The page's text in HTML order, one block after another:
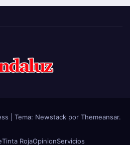
Tema: Newstackpor Themeansar.
Tinta RojaOpinionServicios